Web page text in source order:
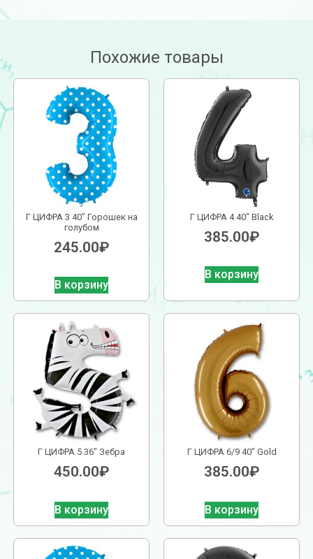
Похожие товары
Г ЦИФРА 3 40″ Горошек на
голубом
245.00₽
В корзину
Г ЦИФРА 4 40″ Black
385.00₽
В корзину
Г ЦИФРА 5 36″ Зебра
450.00₽
В корзину
Г ЦИФРА 6/9 40″ Gold
385.00₽
В корзину